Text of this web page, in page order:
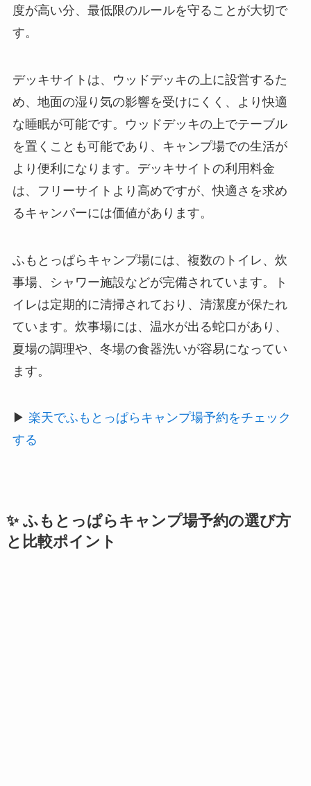
度が高い分、最低限のルールを守ることが大切で
す。
デッキサイトは、ウッドデッキの上に設営するた
め、地面の湿り気の影響を受けにくく、より快適
な睡眠が可能です。ウッドデッキの上でテーブル
を置くことも可能であり、キャンプ場での生活が
より便利になります。デッキサイトの利用料金
は、フリーサイトより高めですが、快適さを求め
るキャンパーには価値があります。
ふもとっぱらキャンプ場には、複数のトイレ、炊
事場、シャワー施設などが完備されています。ト
イレは定期的に清掃されており、清潔度が保たれ
ています。炊事場には、温水が出る蛇口があり、
夏場の調理や、冬場の食器洗いが容易になってい
ます。
▶ 楽天でふもとっぱらキャンプ場予約をチェック
する
✨ ふもとっぱらキャンプ場予約の選び方
と比較ポイント